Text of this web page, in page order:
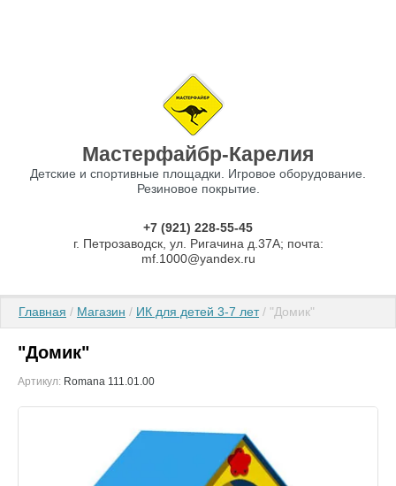
Мастерфайбр-Карелия
Детские и спортивные площадки. Игровое оборудование.
Резиновое покрытие.
+7 (921) 228-55-45
г. Петрозаводск, ул. Ригачина д.37А; почта:
mf.1000@yandex.ru
Главная / Магазин / ИК для детей 3-7 лет / "Домик"
"Домик"
Артикул: Romana 111.01.00